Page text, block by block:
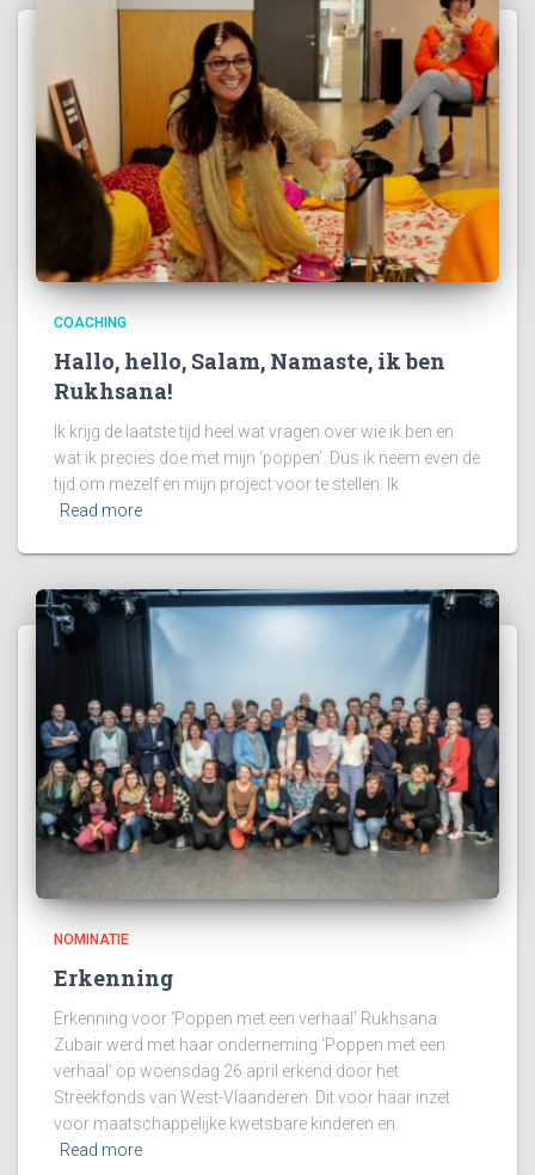
COACHING
Hallo, hello, Salam, Namaste, ik ben
Rukhsana!
Ik krijg de laatste tijd heel wat vragen over wie ik ben en
wat ik precies doe met mijn ‘poppen’. Dus ik neem even de
tijd om mezelf en mijn project voor te stellen. Ik
Read more
NOMINATIE
Erkenning
Erkenning voor ‘Poppen met een verhaal’ Rukhsana
Zubair werd met haar onderneming ‘Poppen met een
verhaal’ op woensdag 26 april erkend door het
Streekfonds van West-Vlaanderen. Dit voor haar inzet
voor maatschappelijke kwetsbare kinderen en
Read more